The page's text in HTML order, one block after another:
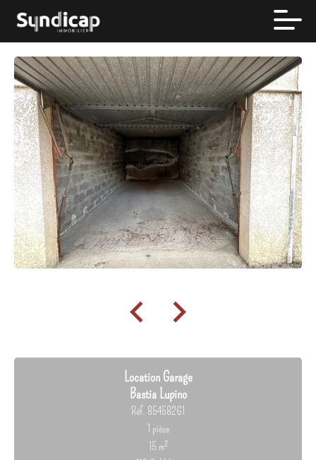
Location Garage
Bastia Lupino
Réf. 85458261
1 pièce
15 m²